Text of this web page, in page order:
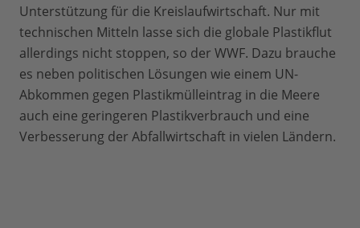
Unterstützung für die Kreislaufwirtschaft. Nur mit
technischen Mitteln lasse sich die globale Plastikflut
allerdings nicht stoppen, so der WWF. Dazu brauche
es neben politischen Lösungen wie einem UN-
Abkommen gegen Plastikmülleintrag in die Meere
auch eine geringeren Plastikverbrauch ​und eine
Verbesserung der Abfallwirtschaft in vielen Ländern.